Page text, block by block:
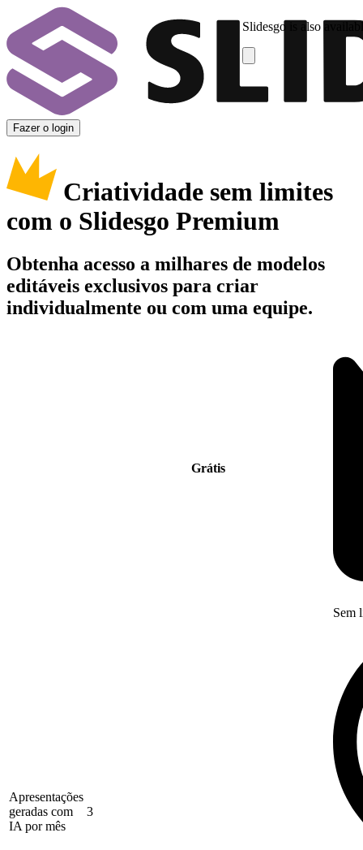
Slidesgo is also
Fazer o login
Criatividade sem limites
com o Slidesgo Premium
Obtenha acesso a milhares de modelos
editáveis exclusivos para criar
individualmente ou com uma equipe.
Grátis
Apresentações
geradas com
IA por mês
3
Sem